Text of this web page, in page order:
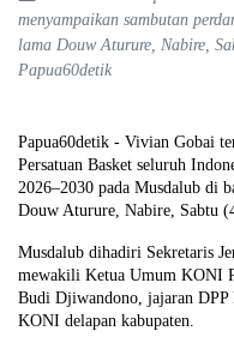
menyampaikan sambutan
lama Douw Aturure, Nabire,
Papua60detik
Papua60detik - Vivian Gobai
Persatuan Basket seluruh
2026–2030 pada Musdalub di
Douw Aturure, Nabire, Sabtu
Musdalub dihadiri Sekretaris
mewakili Ketua Umum KONI
Budi Djiwandono, jajaran DPP
KONI delapan kabupaten.